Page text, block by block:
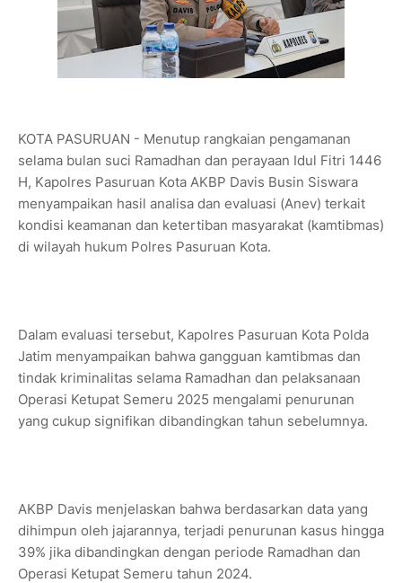
KOTA PASURUAN - Menutup rangkaian pengamanan
selama bulan suci Ramadhan dan perayaan Idul Fitri 1446
H, Kapolres Pasuruan Kota AKBP Davis Busin Siswara
menyampaikan hasil analisa dan evaluasi (Anev) terkait
kondisi keamanan dan ketertiban masyarakat (kamtibmas)
di wilayah hukum Polres Pasuruan Kota.
Dalam evaluasi tersebut, Kapolres Pasuruan Kota Polda
Jatim menyampaikan bahwa gangguan kamtibmas dan
tindak kriminalitas selama Ramadhan dan pelaksanaan
Operasi Ketupat Semeru 2025 mengalami penurunan
yang cukup signifikan dibandingkan tahun sebelumnya.
AKBP Davis menjelaskan bahwa berdasarkan data yang
dihimpun oleh jajarannya, terjadi penurunan kasus hingga
39% jika dibandingkan dengan periode Ramadhan dan
Operasi Ketupat Semeru tahun 2024.